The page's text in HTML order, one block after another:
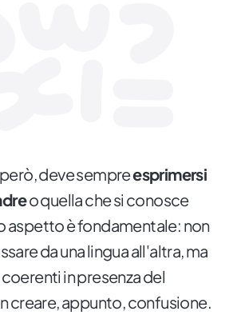
deve sempreesprimersi
o quella che si conosce
aspetto è fondamentale: non
da una lingua all'altra, ma
in presenza del
creare, appunto, confusione.